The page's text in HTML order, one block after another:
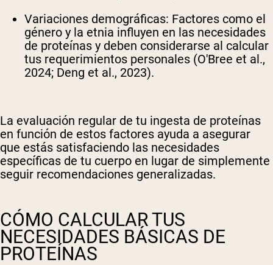
Variaciones demográficas: Factores como el
género y la etnia influyen en las necesidades
de proteínas y deben considerarse al calcular
tus requerimientos personales (O'Bree et al.,
2024; Deng et al., 2023).
La evaluación regular de tu ingesta de proteínas
en función de estos factores ayuda a asegurar
que estás satisfaciendo las necesidades
específicas de tu cuerpo en lugar de simplemente
seguir recomendaciones generalizadas.
CÓMO CALCULAR TUS
NECESIDADES BÁSICAS DE
PROTEÍNAS